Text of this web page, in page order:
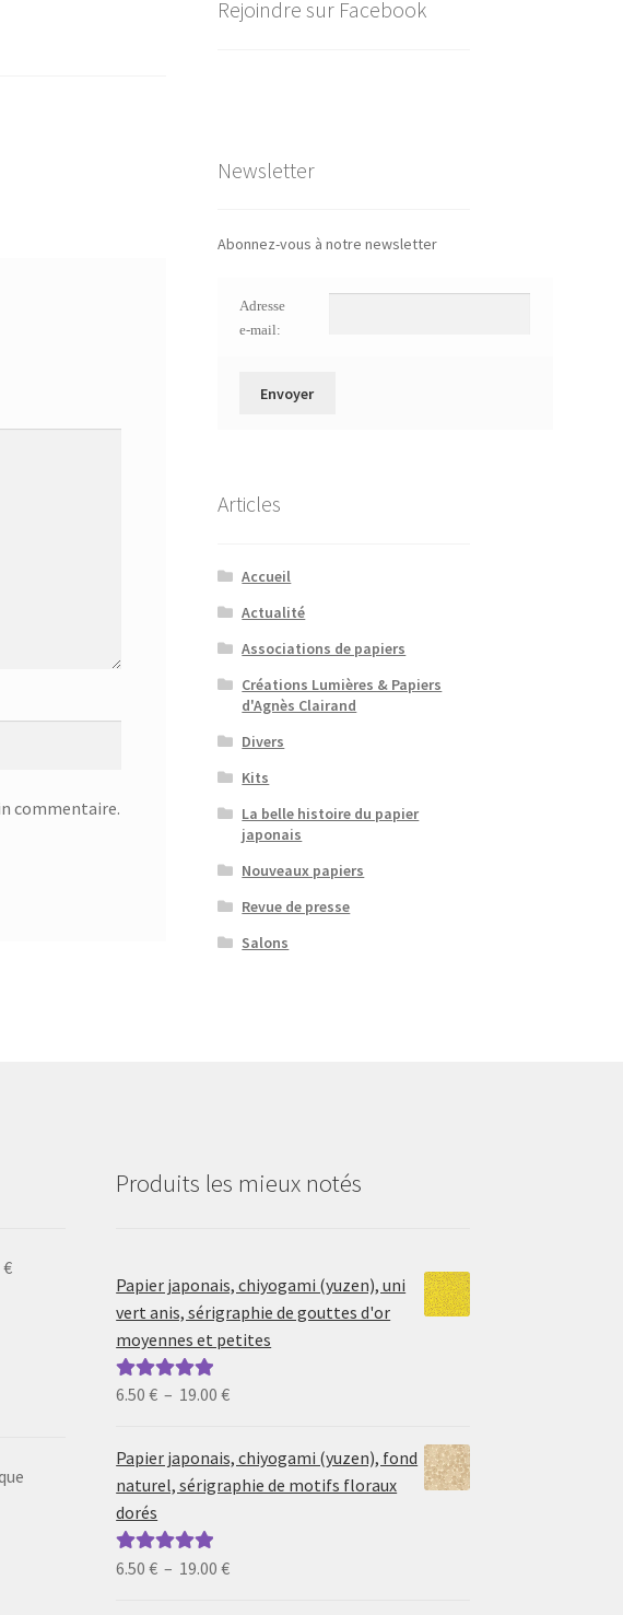
commentaire.
Rejoindre sur Facebook
Newsletter
Abonnez-vous à notre newsletter
Adresse
e-mail:
Articles
Accueil
Actualité
Associations de papiers
Créations Lumières & Papiers
d'Agnès Clairand
Divers
Kits
La belle histoire du papier
japonais
Nouveaux papiers
Revue de presse
Salons
Produits les mieux notés
Papier japonais, chiyogami (yuzen), uni
vert anis, sérigraphie de gouttes d'or
moyennes et petites
Note5.00sur
6.50€ – 19.00€Plage
prix :
6.50 €
Papier japonais, chiyogami (yuzen), fond
naturel, sérigraphie de motifs floraux
dorés
Note5.00sur
6.50€ – 19.00€Plage